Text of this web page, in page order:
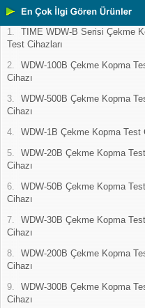
1.
TIME WDW-B Serisi Çekme
Test Cihazları
2.
WDW-100B Çekme Kopma
Cihazı
3.
WDW-500B Çekme Kopma
Cihazı
4.
WDW-1B Çekme Kopma Test
5.
WDW-20B Çekme Kopma Test
Cihazı
6.
WDW-50B Çekme Kopma Test
Cihazı
7.
WDW-30B Çekme Kopma Test
Cihazı
8.
WDW-200B Çekme Kopma
Cihazı
9.
WDW-300B Çekme Kopma
Cihazı